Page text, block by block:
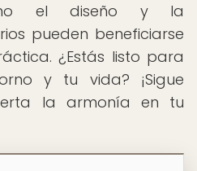
el diseño y la
pueden beneficiarse
¿Estás listo para
y tu vida? ¡Sigue
la armonía en tu